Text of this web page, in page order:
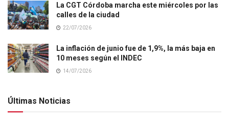
La CGT Córdoba marcha este miércoles por las
calles de la ciudad
22/07/2026
La inflación de junio fue de 1,9%, la más baja en
10 meses según el INDEC
14/07/2026
Últimas Noticias